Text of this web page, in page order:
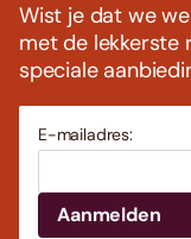
Wist je dat we
met de lekkerste
speciale
E-mailadres: